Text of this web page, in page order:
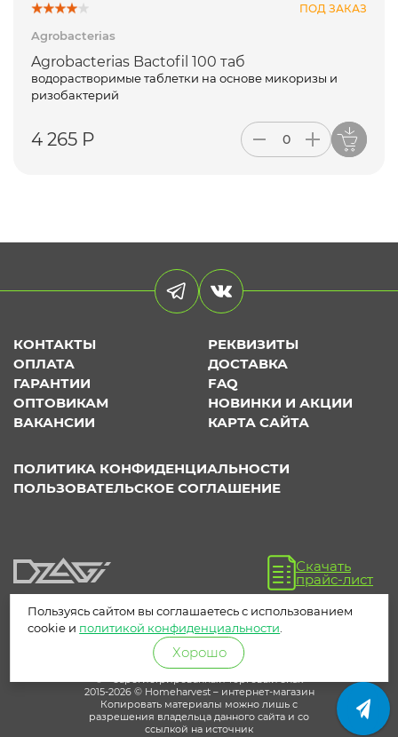
ПОД ЗАКАЗ
Agrobacterias
Agrobacterias Bactofil 100 таб
водорастворимые таблетки на основе микоризы и
ризобактерий
4 265 Р
КОНТАКТЫ
РЕКВИЗИТЫ
ОПЛАТА
ДОСТАВКА
ГАРАНТИИ
FAQ
ОПТОВИКАМ
НОВИНКИ И АКЦИИ
ВАКАНСИИ
КАРТА САЙТА
ПОЛИТИКА КОНФИДЕНЦИАЛЬНОСТИ
ПОЛЬЗОВАТЕЛЬСКОЕ СОГЛАШЕНИЕ
Скачать
прайс-лист
® – зарегистрированный торговый знак
2015-2026 © Homeharvest – интернет-магазин
Копировать материалы можно лишь с
разрешения владельца данного сайта и со
ссылкой на источник
Пользуясь сайтом вы соглашаетесь с использованием
cookie и политикой конфиденциальности
Хорошо